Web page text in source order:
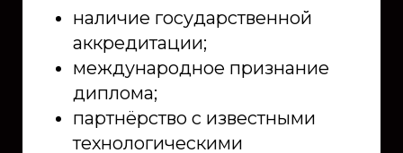
наличие государственной
аккредитации;
международное признание
диплома;
партнёрство с известными
технологическими